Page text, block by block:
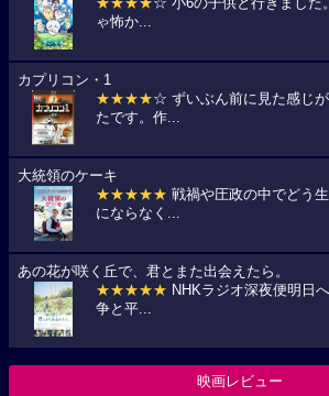
ゃ怖か...
カプリコン・1
★★★★☆ ずいぶん前に見た感じ
たです。作...
大統領のケーキ
★★★★★ 戦禍や圧政の中でどう
にならなく...
あの花が咲く丘で、君とまた出会えたら。
★★★★★ NHKラジオ深夜便明日
争と平...
映画レビュー